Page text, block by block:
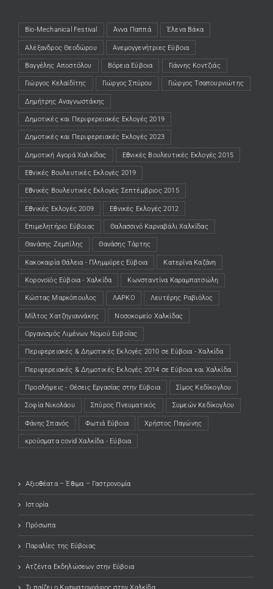
Bio-Mechanical Festival Άννα Παππά Έλενα Βάκα
Αλέξανδρος Θεοδώρου Ανεμογγενήτριες Εύβοια
Βαγγέλης Αποστόλου Βόρεια Εύβοια Γιάννης Κοντζιάς
Γιώργος Κελαϊδίτης Γιώργος Σπύρου Γιώργος Τσαπουρνιώτης
Δημήτρης Αναγνωστάκης
Δημοτικές και Περιφερειακές Εκλογές 2019
Δημοτικές και Περιφερειακές Εκλογές 2023
Δημοτική Αγορά Χαλκίδας Εθνικές Βουλευτικές Εκλογές 2015
Εθνικές Βουλευτικές Εκλογές 2019
Εθνικές Βουλευτικές Εκλογές Σεπτέμβριος 2015
Εθνικές Εκλογές 2009 Εθνικές Εκλογές 2012
Επιμελητήριο Εύβοιας Θαλασσινό Καρναβάλι Χαλκίδας
Θανάσης Ζεμπίλης Θανάσης Τάρτης
Κακοκαιρία Θάλεια - Πλημμύρες Εύβοια Κατερίνα Καζάνη
Κορονοϊός Εύβοια - Χαλκίδα Κωνσταντίνα Καραμπατσώλη
Κώστας Μαρκόπουλος ΛΑΡΚΟ Λευτέρης Ραβιόλος
Μίλτος Χατζηγιαννάκης Νοσοκομείο Χαλκίδας
Οργανισμός Λιμένων Νομού Ευβοίας
Περιφερειακές & Δημοτικές Εκλογές 2010 σε Εύβοια - Χαλκίδα
Περιφερειακές & Δημοτικές Εκλογές 2014 σε Εύβοια και Χαλκίδα
Προσλήψεις - Θέσεις Εργασίας στην Εύβοια Σίμος Κεδίκογλου
Σοφία Νικολάου Σπύρος Πνευματικός Συμεών Κεδίκογλου
Φάνης Σπανός Φωτιά Εύβοια Χρήστος Παγώνης
κρούσματα covid Χαλκίδα - Εύβοια
Αξιοθέατα – Έθιμα – Γαστρονομία
Ιστορία
Πρόσωπα
Παραλίες της Εύβοιας
Ατζέντα Εκδηλώσεων στην Εύβοια